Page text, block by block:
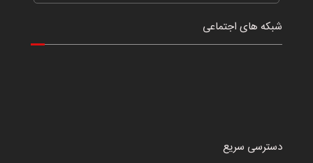
شبکه های اجتماعی
دسترسی سریع